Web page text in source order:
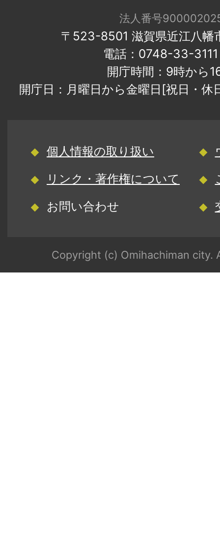
法人番号
〒523-8501 滋賀県近江八幡
電話：0748-33-
開庁時間：9時から
開庁日：月曜日から金曜日[祝日・
個人情報の取り扱い
リンク・著作権について
お問い合わせ
Copyright (c) Omihachiman city.